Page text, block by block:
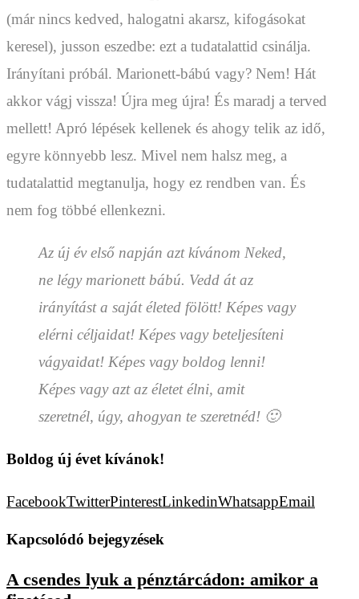
(már nincs kedved, halogatni akarsz, kifogásokat
keresel), jusson eszedbe: ezt a tudatalattid csinálja.
Irányítani próbál. Marionett-bábú vagy? Nem! Hát
akkor vágj vissza! Újra meg újra! És maradj a terved
mellett! Apró lépések kellenek és ahogy telik az idő,
egyre könnyebb lesz. Mivel nem halsz meg, a
tudatalattid megtanulja, hogy ez rendben van. És
nem fog többé ellenkezni.
Az új év első napján azt kívánom Neked,
ne légy marionett bábú. Vedd át az
irányítást a saját életed fölött! Képes vagy
elérni céljaidat! Képes vagy beteljesíteni
vágyaidat! Képes vagy boldog lenni!
Képes vagy azt az életet élni, amit
szeretnél, úgy, ahogyan te szeretnéd! 🙂
Boldog új évet kívánok!
FacebookTwitterPinterestLinkedinWhatsappEmail
Kapcsolódó bejegyzések
A csendes lyuk a pénztárcádon: amikor a